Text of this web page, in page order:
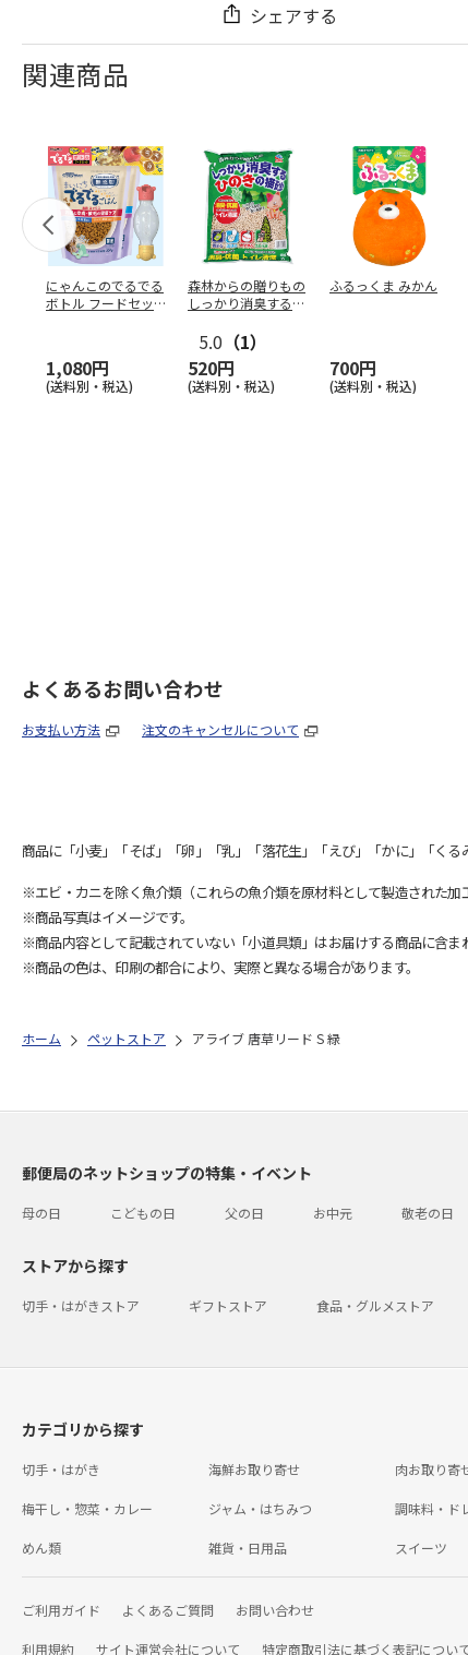
シェアする
関連商品
にゃんこのでるでる
ボトル フードセッ
1,080円
(送料別・税込)
森林からの贈りもの
しっかり消臭するひ
5.0 （1）
520円
(送料別・税込)
ふるっくま みかん
700円
(送料別・税込)
よくあるお問い合わせ
お支払い方法 注文のキャンセルについて
商品に「小麦」「そば」「卵」「乳」「落花生」「えび」「かに」「く
※エビ・カニを除く魚介類（これらの魚介類を原材料として製造された
※商品写真はイメージです。
※商品内容として記載されていない「小道具類」はお届けする商品に含ま
※商品の色は、印刷の都合により、実際と異なる場合があります。
ホーム ペットストア アライブ 唐草リード S 緑
郵便局のネットショップの特集・イベント
母の日 こどもの日 父の日 お中元 敬老の日
ストアから探す
切手・はがきストア ギフトストア 食品・グルメストア
カテゴリから探す
切手・はがき 海鮮お取り寄せ 肉お取り寄
梅干し・惣菜・カレー ジャム・はちみつ 調味料・ド
めん類 雑貨・日用品 スイーツ
ご利用ガイド よくあるご質問 お問い合わせ
利用規約 サイト運営会社について 特定商取引法に基づく表記につい